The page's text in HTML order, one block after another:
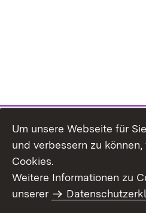
Um unsere Webseite für
und verbessern zu
Cookies.
Weitere Informationen zu
unserer